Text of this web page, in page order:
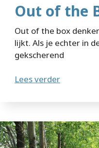
Out of the
Out of the box
lijkt. Als je echter in
gekscherend
Lees verder